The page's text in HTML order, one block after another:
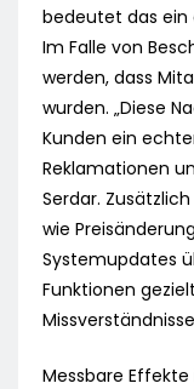
bedeutet das ein
Im Falle von
werden, dass
wurden. „Diese
Kunden ein
Reklamationen
Serdar.
wie
Systemupdates
Funktionen
Messbare